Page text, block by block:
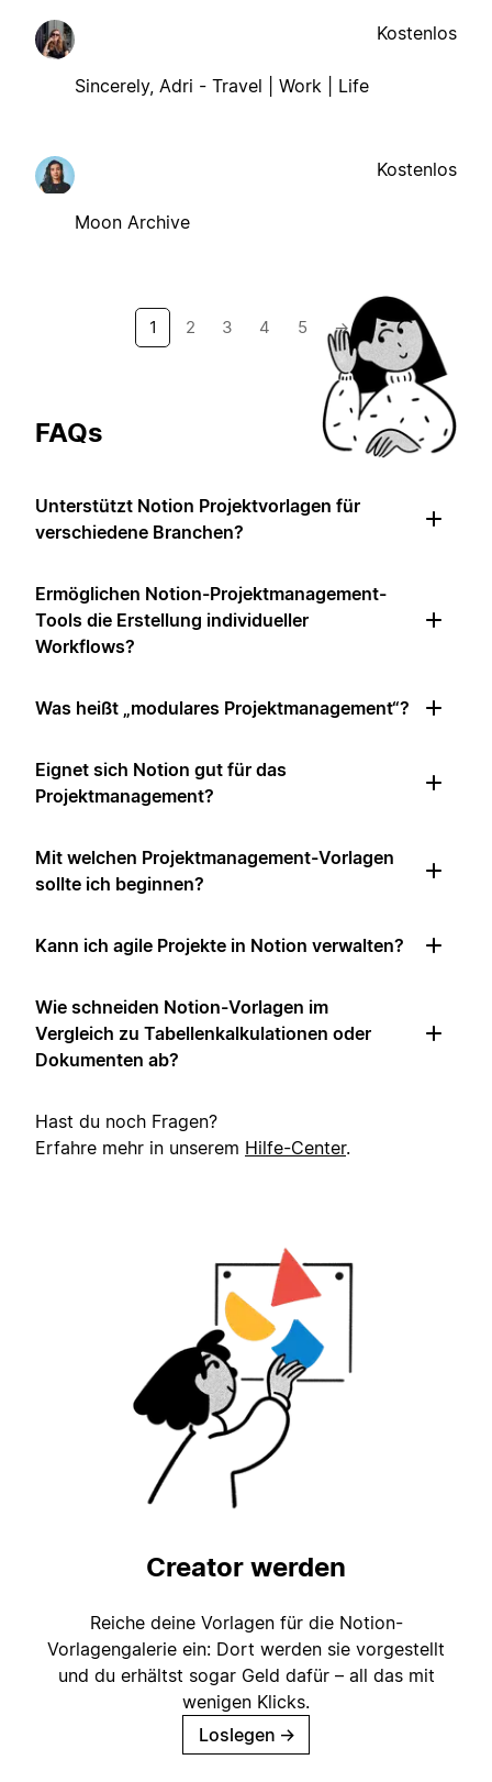
Sincerely, Adri - Travel | Work | Life
Kostenlos
Moon Archive
Kostenlos
1 2 3 4 5 →
FAQs
Unterstützt Notion Projektvorlagen für
verschiedene Branchen?
Ermöglichen Notion-Projektmanagement-
Tools die Erstellung individueller
Workflows?
Was heißt „modulares Projektmanagement“?
Eignet sich Notion gut für das
Projektmanagement?
Mit welchen Projektmanagement-Vorlagen
sollte ich beginnen?
Kann ich agile Projekte in Notion verwalten?
Wie schneiden Notion-Vorlagen im
Vergleich zu Tabellenkalkulationen oder
Dokumenten ab?
Hast du noch Fragen?
Erfahre mehr in unserem Hilfe-Center.
Creator werden
Reiche deine Vorlagen für die Notion-
Vorlagengalerie ein: Dort werden sie vorgestellt
und du erhältst sogar Geld dafür – all das mit
wenigen Klicks.
Loslegen →